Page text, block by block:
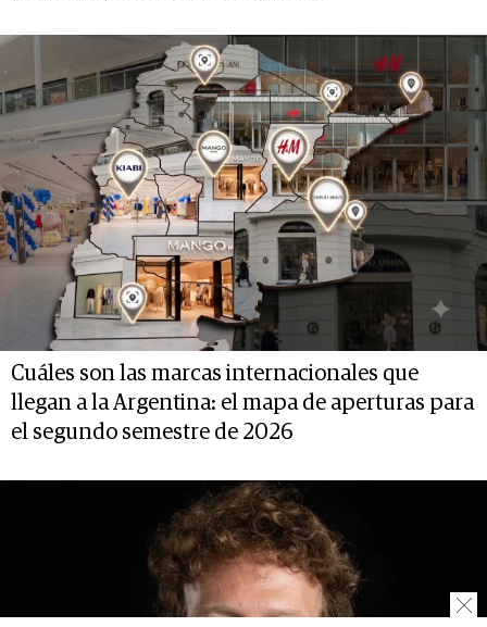
Cuáles son las marcas internacionales que
llegan a la Argentina: el mapa de aperturas para
el segundo semestre de 2026